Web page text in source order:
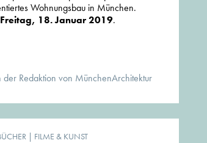
Wohnungsbau in München.
18. Januar 2019.
der Redaktion von MünchenArchitektur
| FILME & KUNST